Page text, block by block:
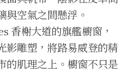
與空氣之間懸浮。
香榭大道的旗艦櫥窗，
影雕塑，將路易威登的精
的肌理之上。櫥窗不只是